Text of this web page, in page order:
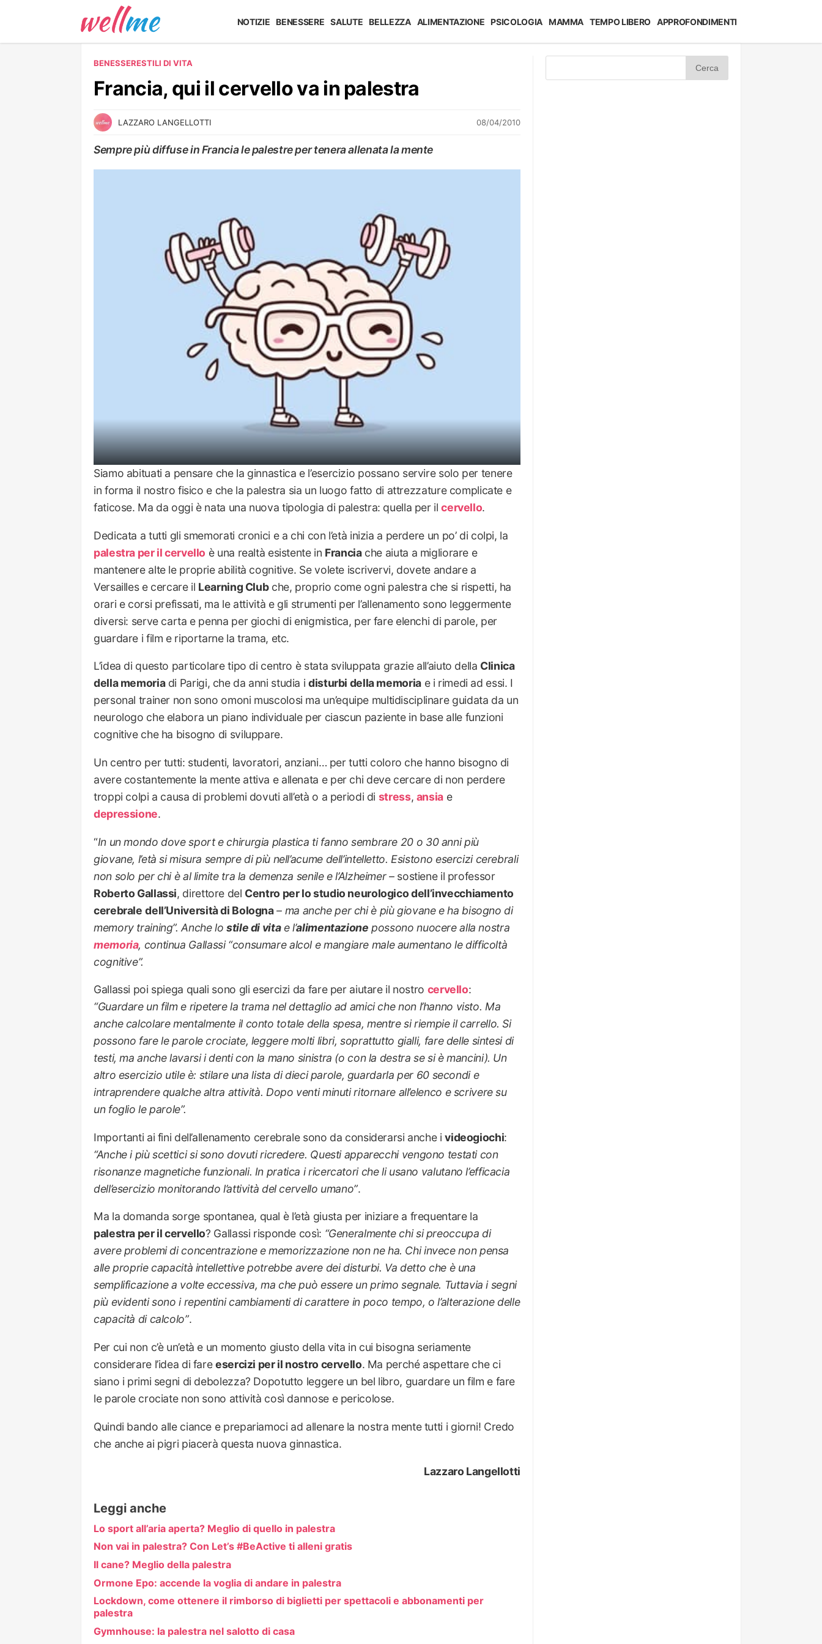
NOTIZIE BENESSERE SALUTE BELLEZZA ALIMENTAZIONE PSICOLOGIA MAMMA TEMPO LIBERO APPROFONDIMENTI
BENESSERESTILI DI VITA
Francia, qui il cervello va in palestra
LAZZARO LANGELLOTTI 08/04/2010
Sempre più diffuse in Francia le palestre per tenera allenata la mente
Siamo abituati a pensare che la ginnastica e l’esercizio possano servire solo per tenere
in forma il nostro fisico e che la palestra sia un luogo fatto di attrezzature complicate e
faticose. Ma da oggi è nata una nuova tipologia di palestra: quella per ilcervello.
Dedicata a tutti gli smemorati cronici e a chi con l’età inizia a perdere un po’ di colpi, la
palestra per il cervello è una realtà esistente in Franciache aiuta a migliorare e
mantenere alte le proprie abilità cognitive. Se volete iscrivervi, dovete andare a
Versailles e cercare il Learning Clubche, proprio come ogni palestra che si rispetti, ha
orari e corsi prefissati, ma le attività e gli strumenti per l’allenamento sono leggermente
diversi: serve carta e penna per giochi di enigmistica, per fare elenchi di parole, per
guardare i film e riportarne la trama, etc.
L’idea di questo particolare tipo di centro è stata sviluppata grazie all’aiuto della Clinica
della memoriadi Parigi, che da anni studia idisturbi della memoriae i rimedi ad essi. I
personal trainer non sono omoni muscolosi ma un’equipe multidisciplinare guidata da un
neurologo che elabora un piano individuale per ciascun paziente in base alle funzioni
cognitive che ha bisogno di sviluppare.
Un centro per tutti: studenti, lavoratori, anziani… per tutti coloro che hanno bisogno di
avere costantemente la mente attiva e allenata e per chi deve cercare di non perdere
troppi colpi a causa di problemi dovuti all’età o a periodi di stress, ansiae
depressione.
“In un mondo dove sport e chirurgia plastica ti fanno sembrare 20 o 30 anni più
giovane, l’età si misura sempre di più nell’acume dell’intelletto. Esistono esercizi cerebrali
non solo per chi è al limite tra la demenza senile e l’Alzheimer– sostiene il professor
Roberto Gallassi, direttore del Centro per lo studio neurologico dell’invecchiamento
cerebrale dell’Università di Bologna– ma anche per chi è più giovane e ha bisogno di
memory training”. Anche lostile di vitae l’alimentazione possono nuocere alla nostra
memoria, continua Gallassi“consumare alcol e mangiare male aumentano le difficoltà
cognitive”.
Gallassi poi spiega quali sono gli esercizi da fare per aiutare il nostro cervello:
“Guardare un film e ripetere la trama nel dettaglio ad amici che non l’hanno visto. Ma
anche calcolare mentalmente il conto totale della spesa, mentre si riempie il carrello. Si
possono fare le parole crociate, leggere molti libri, soprattutto gialli, fare delle sintesi di
testi, ma anche lavarsi i denti con la mano sinistra (o con la destra se si è mancini). Un
altro esercizio utile è: stilare una lista di dieci parole, guardarla per 60 secondi e
intraprendere qualche altra attività. Dopo venti minuti ritornare all’elenco e scrivere su
un foglio le parole”.
Importanti ai fini dell’allenamento cerebrale sono da considerarsi anche ivideogiochi:
“Anche i più scettici si sono dovuti ricredere. Questi apparecchi vengono testati con
risonanze magnetiche funzionali. In pratica i ricercatori che li usano valutano l’efficacia
dell’esercizio monitorando l’attività del cervello umano”.
Ma la domanda sorge spontanea, qual è l’età giusta per iniziare a frequentare la
palestra per il cervello? Gallassi risponde così: “Generalmente chi si preoccupa di
avere problemi di concentrazione e memorizzazione non ne ha. Chi invece non pensa
alle proprie capacità intellettive potrebbe avere dei disturbi. Va detto che è una
semplificazione a volte eccessiva, ma che può essere un primo segnale. Tuttavia i segni
più evidenti sono i repentini cambiamenti di carattere in poco tempo, o l’alterazione delle
capacità di calcolo”.
Per cui non c’è un’età e un momento giusto della vita in cui bisogna seriamente
considerare l’idea di fareesercizi per il nostro cervello. Ma perché aspettare che ci
siano i primi segni di debolezza? Dopotutto leggere un bel libro, guardare un film e fare
le parole crociate non sono attività così dannose e pericolose.
Quindi bando alle ciance e prepariamoci ad allenare la nostra mente tutti i giorni! Credo
che anche ai pigri piacerà questa nuova ginnastica.
Lazzaro Langellotti
Leggi anche
Lo sport all’aria aperta? Meglio di quello in palestra
Non vai in palestra? Con Let’s #BeActive ti alleni gratis
Il cane? Meglio della palestra
Ormone Epo: accende la voglia di andare in palestra
Lockdown, come ottenere il rimborso di biglietti per spettacoli e abbonamenti per
palestra
Gymnhouse: la palestra nel salotto di casa